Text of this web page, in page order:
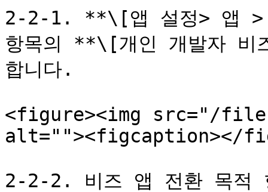
2-2-1. **\[앱 설정> 앱 >
항목의 **\[개인 개발자 비
합니다.
<figure><img src="/files/
alt=""><figcaption></
2-2-2. 비즈 앱 전환 목적